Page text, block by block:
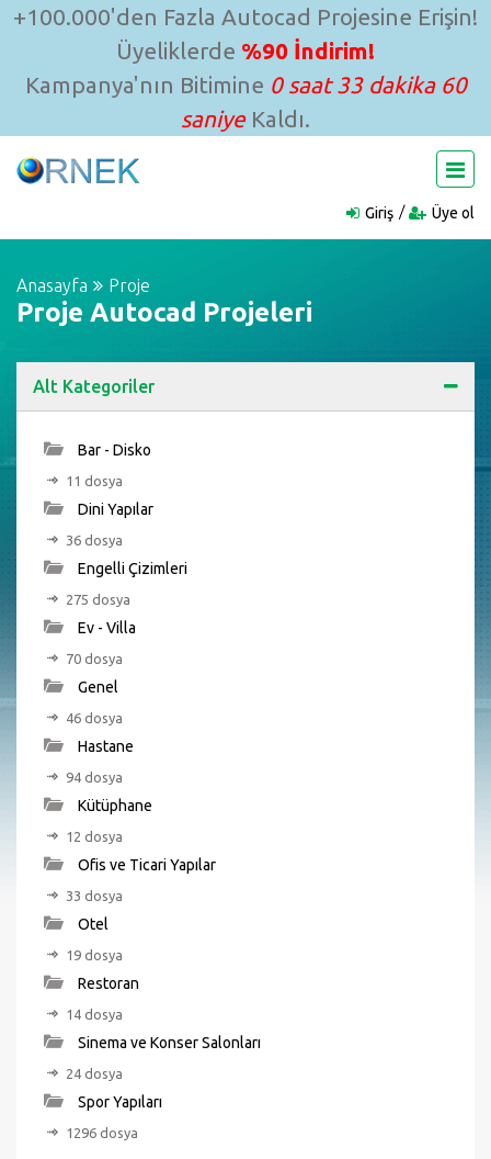
+100.000'den Fazla Autocad Projesine Erişin!
Üyeliklerde %90 İndirim!
Kampanya'nın Bitimine 0 saat 33 dakika 59
saniyeKaldı.
Giriş Üye ol
Anasayfa Proje
Proje Autocad Projeleri
Alt Kategoriler
Bar - Disko
11 dosya
Dini Yapılar
36 dosya
Engelli Çizimleri
275 dosya
Ev - Villa
70 dosya
Genel
46 dosya
Hastane
94 dosya
Kütüphane
12 dosya
Ofis ve Ticari Yapılar
33 dosya
Otel
19 dosya
Restoran
14 dosya
Sinema ve Konser Salonları
24 dosya
Spor Yapıları
1296 dosya